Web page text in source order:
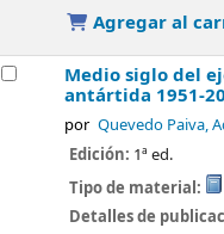
Agregar al
Medio siglo del
antártida 1951-
por Quevedo Paiva,
Edición: 1ª ed.
Tipo de material:
Detalles de